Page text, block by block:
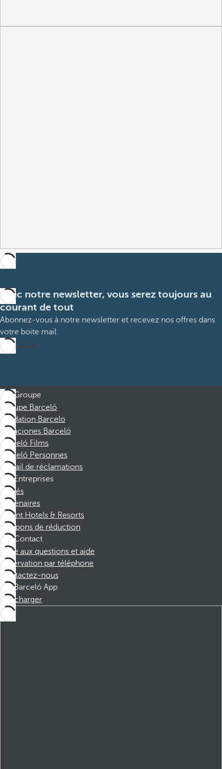
Avec notre newsletter, vous serez toujours au
courant de tout
Abonnez-vous à notre newsletter et recevez nos offres dans
votre boite mail
M’abonner
Groupe
Groupe Barceló
Fondation Barcelo
Vacaciones Barceló
Barceló Films
Barceló Personnes
Portail de réclamations
Entreprises
Affiliés
Partenaires
Dorint Hotels & Resorts
Coupons de réduction
Contact
Foire aux questions et aide
Réservation par téléphone
Contactez-nous
Barceló App
Télécharger